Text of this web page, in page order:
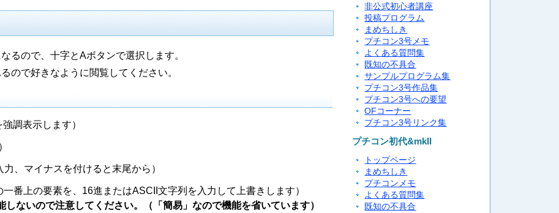
るので、十字とAボタンで選択します。
ので好きなように閲覧してください。
調表示します）
、マイナスを付けると末尾から）
番上の要素を、16進またはASCII文字列を入力して上書きします）
ないので注意してください。（「簡易」なので機能を省いています）
非公式初心者講座
投稿プログラム
まめちしき
プチコン3号メモ
よくある質問集
既知の不具合
サンプルプログラム集
プチコン3号作品集
プチコン3号への要望
OFコーナー
プチコン3号リンク集
プチコン初代&mkII
トップページ
まめちしき
プチコンメモ
よくある質問集
既知の不具合